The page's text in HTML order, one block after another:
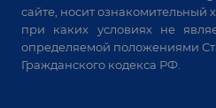
сайте, носит ознакомительный
при каких условиях не
определяемой положениями
Гражданского кодекса РФ.